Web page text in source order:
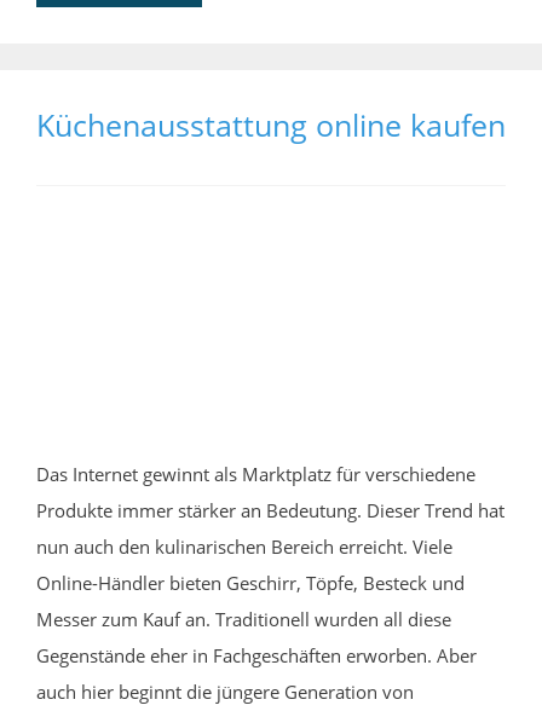
Küchenausstattung online kaufen
Das Internet gewinnt als Marktplatz für verschiedene
Produkte immer stärker an Bedeutung. Dieser Trend hat
nun auch den kulinarischen Bereich erreicht. Viele
Online-Händler bieten Geschirr, Töpfe, Besteck und
Messer zum Kauf an. Traditionell wurden all diese
Gegenstände eher in Fachgeschäften erworben. Aber
auch hier beginnt die jüngere Generation von